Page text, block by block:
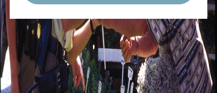
Beamtenanwärter müssen zum Start in die
Beamtenlaufbahn einiges regeln: